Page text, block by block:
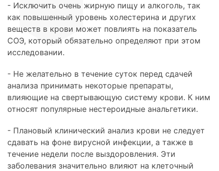
- Исключить очень жирную пищу и алкоголь, так
как повышенный уровень холестерина и других
веществ в крови может повлиять на показатель
СОЭ, который обязательно определяют при этом
исследовании.
- Не желательно в течение суток перед сдачей
анализа принимать некоторые препараты,
влияющие на свертывающую систему крови. К ним
относят популярные нестероидные анальгетики.
- Плановый клинический анализ крови не следует
сдавать на фоне вирусной инфекции, а также в
течение недели после выздоровления. Эти
заболевания значительно влияют на клеточный